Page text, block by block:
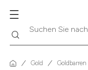
Suchen Sie nach
Gold Goldbarren